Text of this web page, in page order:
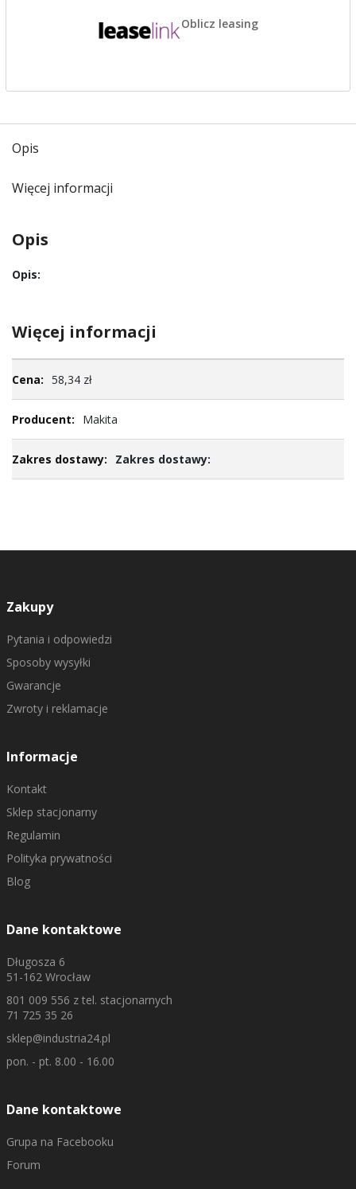
Oblicz leasing
Opis
Więcej informacji
Opis
Opis:
Więcej informacji
informacji58,34 zł
Makita
Zakres dostawy:
Zakupy
Pytania i odpowiedzi
Sposoby wysyłki
Gwarancje
Zwroty i reklamacje
Informacje
Kontakt
Sklep stacjonarny
Regulamin
Polityka prywatności
Blog
Dane kontaktowe
Długosza 6
51-162 Wrocław
801 009 556 z tel. stacjonarnych
71 725 35 26
sklep@industria24.pl
pon. - pt. 8.00 - 16.00
Dane kontaktowe
Grupa na Facebooku
Forum